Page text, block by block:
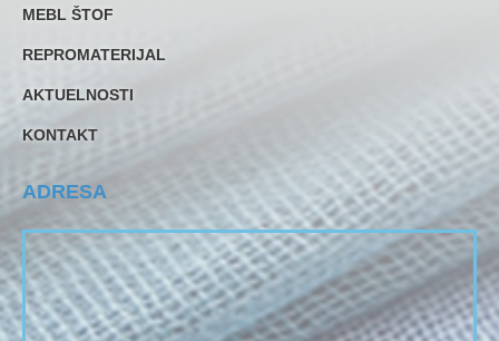
MEBL ŠTOF
REPROMATERIJAL
AKTUELNOSTI
KONTAKT
ADRESA